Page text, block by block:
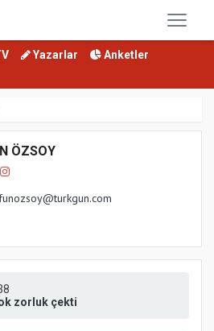
Yazarlar
Anketler
ÖZSOY
zorluk çekti